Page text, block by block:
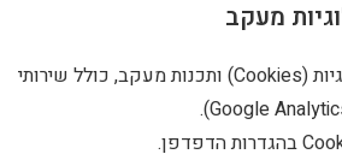
האתר עושה שימוש בעוגיות (Cookies) ותכנות מעקב, כולל שירותי